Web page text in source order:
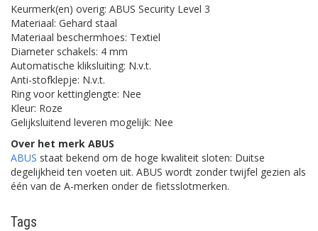
Keurmerk(en) overig: ABUS Security Level 3
Materiaal: Gehard staal
Materiaal beschermhoes: Textiel
Diameter schakels: 4 mm
Automatische kliksluiting: N.v.t.
Anti-stofklepje: N.v.t.
Ring voor kettinglengte: Nee
Kleur: Roze
Gelijksluitend leveren mogelijk: Nee
Over het merk ABUS
ABUS staat bekend om de hoge kwaliteit sloten: Duitse
degelijkheid ten voeten uit. ABUS wordt zonder twijfel gezien als
één van de A-merken onder de fietsslotmerken.
Tags